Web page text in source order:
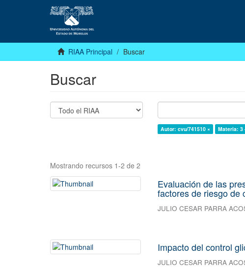
RIAA Principal Buscar
Buscar
Autor: cvu/741510 × Materia: 3
Mostrando recursos 1-2 de 2
Evaluación de las
factores de riesgo de
JULIO CESAR PARRA
Impacto del control
JULIO CESAR PARRA